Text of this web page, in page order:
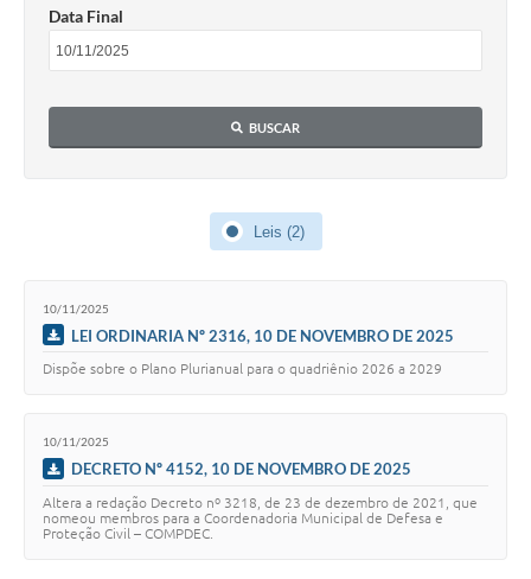
Portal da Transparência
Prevican
Creche Municipal
Plano Diretor
REMUME
Orientações COVID-19
Data Final
BUSCAR
Leis (2)
10/11/2025
LEI ORDINARIA Nº 2316, 10 DE NOVEMBRO DE 2025
Dispõe sobre o Plano Plurianual para o quadriênio 2026 a 2029
10/11/2025
DECRETO Nº 4152, 10 DE NOVEMBRO DE 2025
Altera a redação Decreto nº 3218, de 23 de dezembro de 2021, que
nomeou membros para a Coordenadoria Municipal de Defesa e
Proteção Civil – COMPDEC.